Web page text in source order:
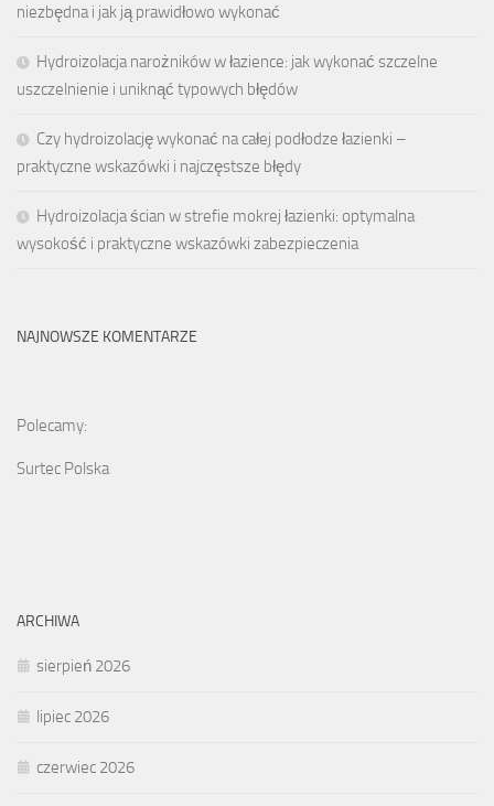
niezbędna i jak ją prawidłowo wykonać
Hydroizolacja narożników w łazience: jak wykonać szczelne
uszczelnienie i uniknąć typowych błędów
Czy hydroizolację wykonać na całej podłodze łazienki –
praktyczne wskazówki i najczęstsze błędy
Hydroizolacja ścian w strefie mokrej łazienki: optymalna
wysokość i praktyczne wskazówki zabezpieczenia
NAJNOWSZE KOMENTARZE
Polecamy:
Surtec Polska
ARCHIWA
sierpień 2026
lipiec 2026
czerwiec 2026